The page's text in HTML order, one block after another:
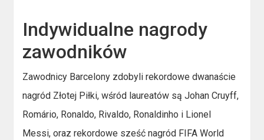
Indywidualne nagrody
zawodników
Zawodnicy Barcelony zdobyli rekordowe dwanaście
nagród Złotej Piłki, wśród laureatów są Johan Cruyff,
Romário, Ronaldo, Rivaldo, Ronaldinho i Lionel
Messi, oraz rekordowe sześć nagród FIFA World